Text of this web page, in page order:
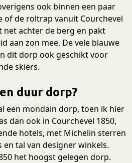
ook binnen een paar
of de roltrap vanuit Courchevel
achter de berg en pakt
aan zon mee. De vele blauwe
dit dorp ook geschikt voor
skiërs.
duur dorp?
een mondain dorp, toen ik hier
dan ook in Courchevel 1850,
hotels, met Michelin sterren
tal van designer winkels.
het hoogst gelegen dorp.